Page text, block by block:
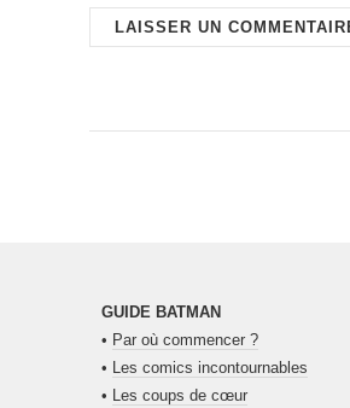
GUIDE BATMAN
• Par où commencer ?
•
Les comics incontournables
•
Les coups de cœur